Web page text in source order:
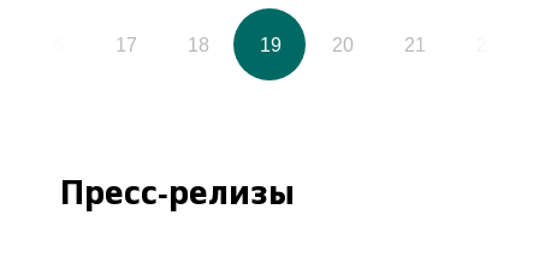
17 18 19 20 21
Пресс-релизы